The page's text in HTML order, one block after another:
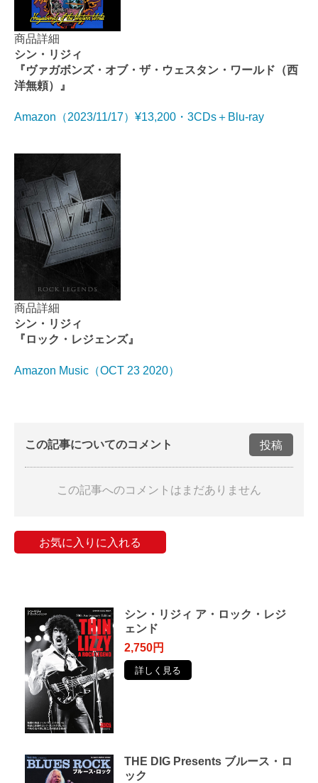
商品詳細
シン・リジィ
『ヴァガボンズ・オブ・ザ・ウェスタン・ワールド（西
洋無頼）』
Amazon（2023/11/17）¥13,200・3CDs＋Blu-ray
商品詳細
シン・リジィ
『ロック・レジェンズ』
Amazon Music（OCT 23 2020）
この記事についてのコメント 投稿
この記事へのコメントはまだありません
お気に入りに入れる
シン・リジィ ア・ロック・レジ
ェンド
2,750円
詳しく見る
THE DIG Presents ブルース・ロ
ック